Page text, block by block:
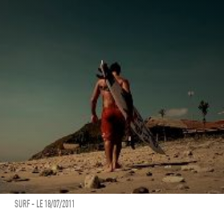
SURF - LE 18/07/2011